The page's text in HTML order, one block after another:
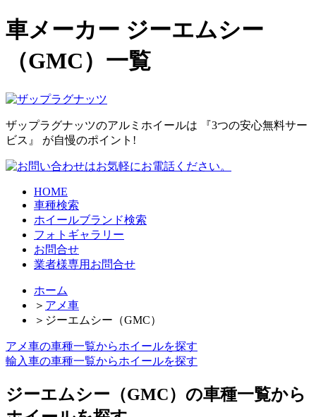
車メーカー ジーエムシー
（GMC）一覧
ザップラグナッツのアルミホイールは
『3つの安心無料サー
ビス』 が自慢のポイント!
HOME
車種検索
ホイールブランド検索
フォトギャラリー
お問合せ
業者様専用お問合せ
ホーム
＞ アメ車
＞ ジーエムシー（GMC）
アメ車の車種一覧からホイールを探す
輸入車の車種一覧からホイールを探す
ジーエムシー（GMC）の車種一覧から